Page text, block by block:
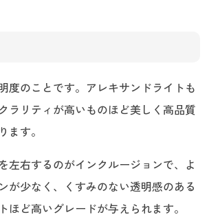
度のことです。アレキサンドライトも
ラリティが高いものほど美しく高品質
ます。
左右するのがインクルージョンで、よ
が少なく、くすみのない透明感のある
ほど高いグレードが与えられます。